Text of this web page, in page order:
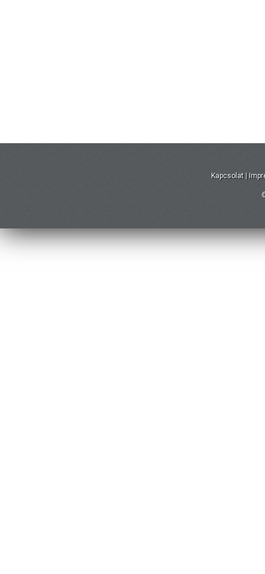
Kapcsolat |